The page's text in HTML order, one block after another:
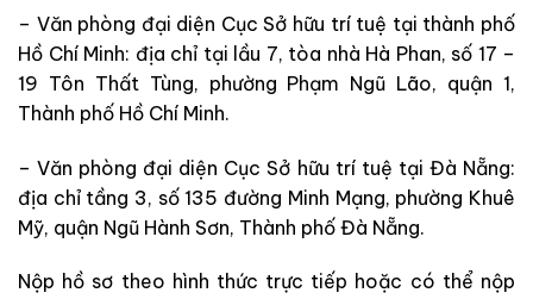
– Văn phòng đại diện Cục Sở hữu trí tuệ tại thành phố
Hồ Chí Minh: địa chỉ tại lầu 7, tòa nhà Hà Phan, số 17 –
19 Tôn Thất Tùng, phường Phạm Ngũ Lão, quận 1,
Thành phố Hồ Chí Minh.
– Văn phòng đại diện Cục Sở hữu trí tuệ tại Đà Nẵng:
địa chỉ tầng 3, số 135 đường Minh Mạng, phường Khuê
Mỹ, quận Ngũ Hành Sơn, Thành phố Đà Nẵng.
Nộp hồ sơ theo hình thức trực tiếp hoặc có thể nộp